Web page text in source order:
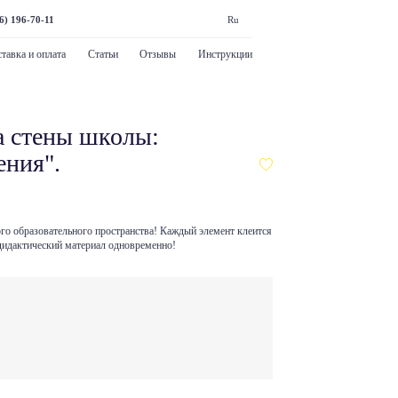
196-70-11 Ru
и оплата Статьи Отзывы Инструкции
стены школы:
образовательного пространства! Каждый элемент клеится
материал одновременно!